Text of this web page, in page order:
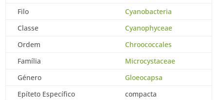
Filo
Cyanobacteria
Classe
Cyanophyceae
Ordem
Chroococcales
Família
Microcystaceae
Género
Gloeocapsa
Epíteto Específico
compacta